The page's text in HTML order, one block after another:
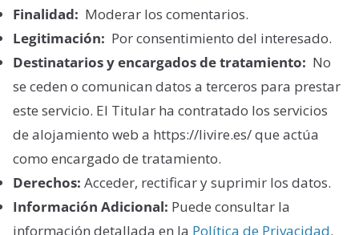
Finalidad: Moderar los comentarios.
Legitimación: Por consentimiento del interesado.
Destinatarios y encargados de tratamiento: No
se ceden o comunican datos a terceros para prestar
este servicio. El Titular ha contratado los servicios
de alojamiento web a https://livire.es/ que actúa
como encargado de tratamiento.
Derechos: Acceder, rectificar y suprimir los datos.
Información Adicional: Puede consultar la
información detallada en la Política de Privacidad.